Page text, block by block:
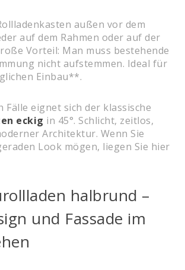
außen vor dem
auf dem Rahmen oder auf der
Vorteil: Man muss bestehende
nicht aufstemmen. Ideal für
Einbau**.
Fälle eignet sich der klassische
eckig in 45°. Schlicht, zeitlos,
Architektur. Wenn Sie
Look mögen, liegen Sie hier
halbrund –
und Fassade im